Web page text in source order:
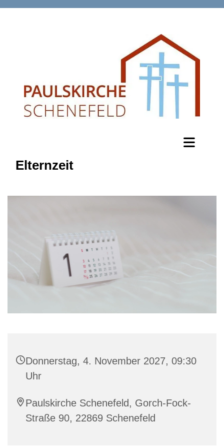
Elternzeit
Donnerstag, 4. November 2027, 09:30
Uhr
Paulskirche Schenefeld, Gorch-Fock-
Straße 90, 22869 Schenefeld